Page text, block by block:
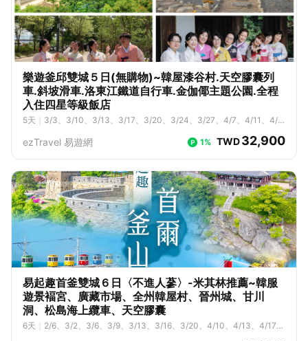
樂遊釜邱雙城５日(無購物)~韓屋漆谷村.天空膠囊列
車.斜坡滑車.洛東江鐵道自行車.金伽倻主題公園.全程
入住四星等級飯店
5天
3/3、3/10、3/13、3/17、3/20、3/24、3/27、4/7、4/11、4/1
5/26、5/30、6/2、6/6、6/9、6/13、6/16、6/23、6/27、6/30、7/
1、8/15、8/18、8/22、8/25、8/29、9/1、9/5、9/8、9/12、9/15、9/1
9、9/22、9/29、10/6、10/13、10/17、10/20
ezTravel 易遊網 1% TWD32,900
易起趣首釜雙城６日〈不進人蔘〉-米其林推薦~韓服
遊景褔宮、廣藏市場、全州韓屋村、晉州城、甘川
洞、松島海上纜車、天空膠囊
6天
2/6、3/2、3/6、3/9、3/13、3/16、3/20、4/10、4/13、4/17、